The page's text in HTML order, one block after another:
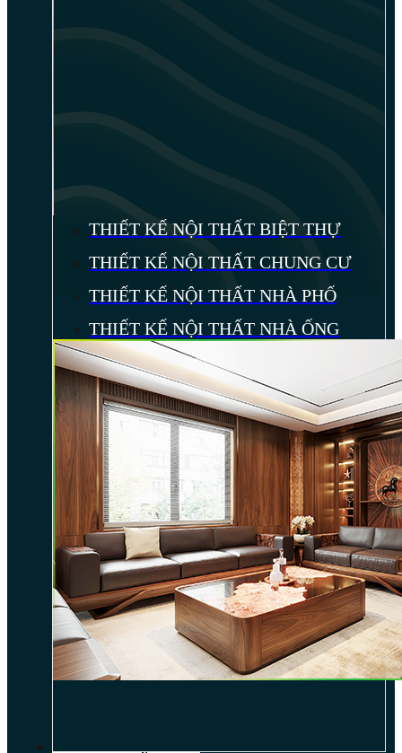
THIẾT KẾ NỘI THẤT BIỆT THỰ
THIẾT KẾ NỘI THẤT CHUNG CƯ
THIẾT KẾ NỘI THẤT NHÀ PHỐ
THIẾT KẾ NỘI THẤT NHÀ ỐNG